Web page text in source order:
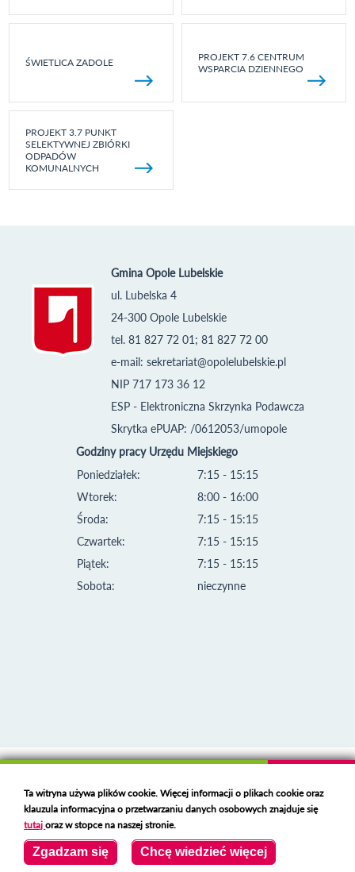
ŚWIETLICA ZADOLE
PROJEKT 7.6 CENTRUM
WSPARCIA DZIENNEGO
PROJEKT 3.7 PUNKT
SELEKTYWNEJ ZBIÓRKI
ODPADÓW
KOMUNALNYCH
Gmina Opole Lubelskie
ul. Lubelska 4
24-300 Opole Lubelskie
tel. 81 827 72 01; 81 827 72 00
e-mail: sekretariat@opolelubelskie.pl
NIP 717 173 36 12
ESP - Elektroniczna Skrzynka Podawcza
Skrytka ePUAP: /0612053/umopole
Godziny pracy Urzędu Miejskiego
Poniedziałek:
Wtorek:
Środa:
Czwartek:
Piątek:
Sobota:
7:15 - 15:15
8:00 - 16:00
7:15 - 15:15
7:15 - 15:15
7:15 - 15:15
nieczynne
Deklaracja dostępności
Polski serwer RBLhttps://polspam.pl/
Copyright 2023 Urząd Miejski w Opolu Lubelskim
Created byVOBACOM Odnośnik otworzy się w nowym oknie
Ta witryna używa plików cookie. Więcej informacji o plikach cookie oraz
klauzula informacyjna o przetwarzaniu danych osobowych znajduje się
tutajoraz w stopce na naszej stronie.
Zgadzam się Chcę wiedzieć więcej